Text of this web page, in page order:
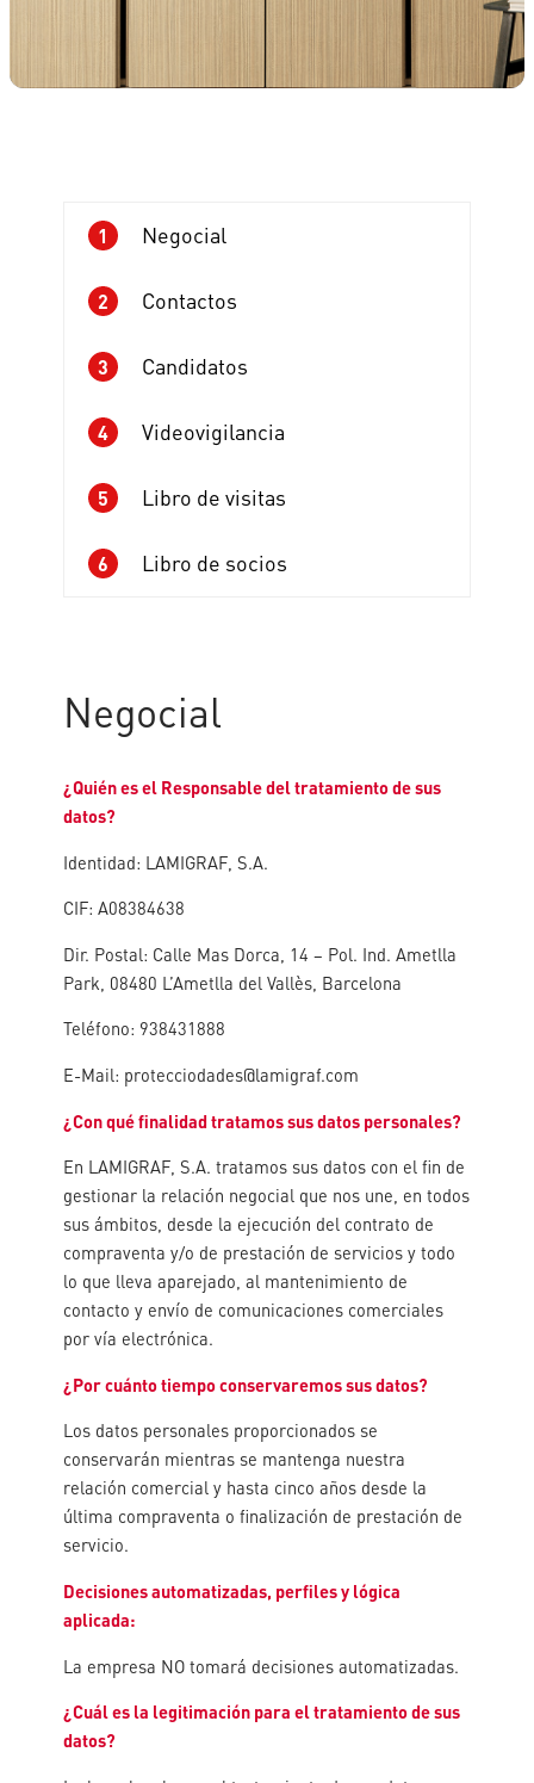
1 Negocial
2 Contactos
3 Candidatos
4 Videovigilancia
5 Libro de visitas
6 Libro de socios
Negocial
¿Quién es el Responsable del tratamiento de sus
datos?
Identidad: LAMIGRAF, S.A.
CIF: A08384638
Dir. Postal: Calle Mas Dorca, 14 – Pol. Ind. Ametlla
Park, 08480 L’Ametlla del Vallès, Barcelona
Teléfono: 938431888
E-Mail: protecciodades@lamigraf.com
¿Con qué finalidad tratamos sus datos personales?
En LAMIGRAF, S.A. tratamos sus datos con el fin de
gestionar la relación negocial que nos une, en todos
sus ámbitos, desde la ejecución del contrato de
compraventa y/o de prestación de servicios y todo
lo que lleva aparejado, al mantenimiento de
contacto y envío de comunicaciones comerciales
por vía electrónica.
¿Por cuánto tiempo conservaremos sus datos?
Los datos personales proporcionados se
conservarán mientras se mantenga nuestra
relación comercial y hasta cinco años desde la
última compraventa o finalización de prestación de
servicio.
Decisiones automatizadas, perfiles y lógica
aplicada:
La empresa NO tomará decisiones automatizadas.
¿Cuál es la legitimación para el tratamiento de sus
datos?